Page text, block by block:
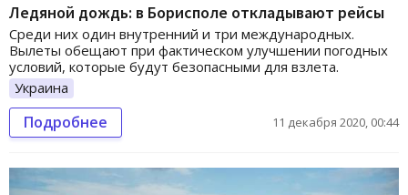
Ледяной дождь: в Борисполе откладывают рейсы
Среди них один внутренний и три международных.
Вылеты обещают при фактическом улучшении погодных
условий, которые будут безопасными для взлета.
Украина
Подробнее 11 декабря 2020, 00:44